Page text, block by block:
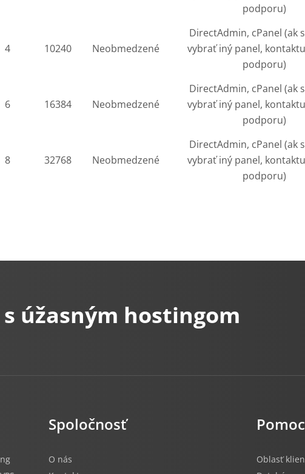
podporu)
4 10240 Neobmedzené
DirectAdmin, cPanel (ak
vybrať iný panel,
podporu)
6 16384 Neobmedzené
DirectAdmin, cPanel (ak
vybrať iný panel,
podporu)
8 32768 Neobmedzené
DirectAdmin, cPanel (ak
vybrať iný panel,
podporu)
úžasným hostingom
Spoločnosť
O nás
Pomoc
Oblasť